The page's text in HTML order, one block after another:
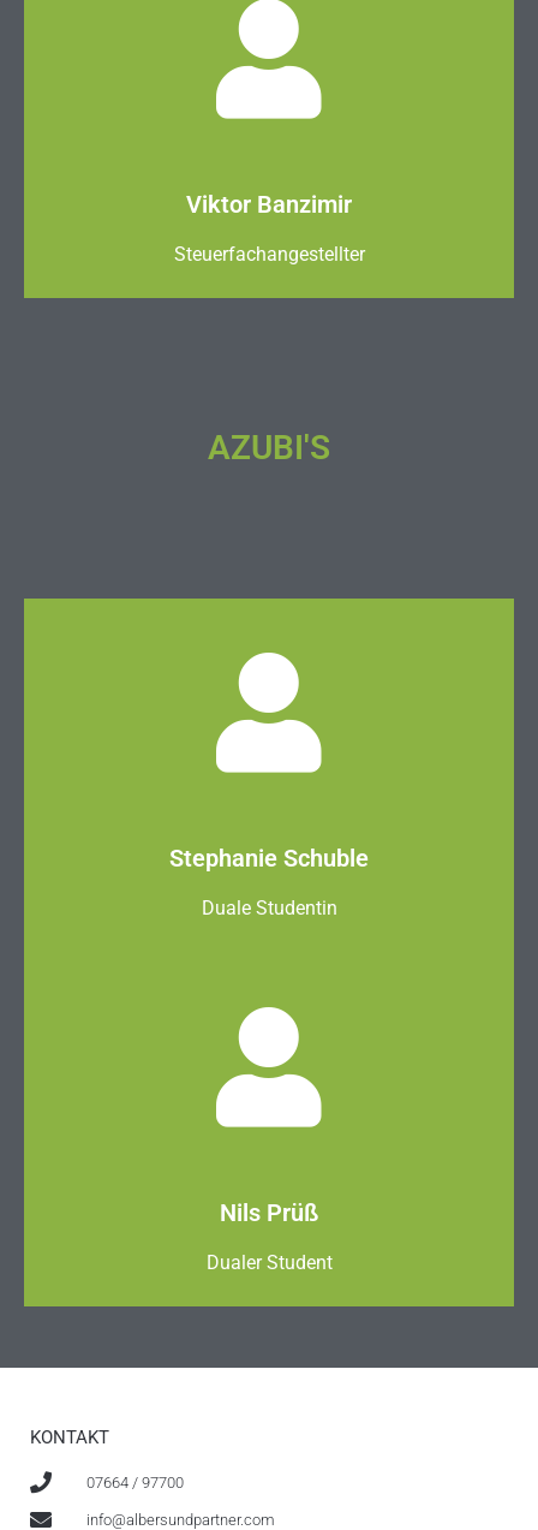
Viktor Banzimir
Steuerfachangestellter
AZUBI'S
Stephanie Schuble
Duale Studentin
Nils Prüß
Dualer Student
KONTAKT
07664 / 97700
info@albersundpartner.com